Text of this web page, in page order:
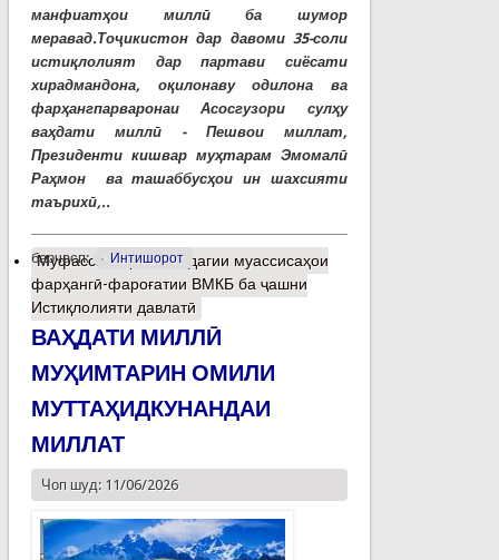
манфиатҳои миллӣ ба шумор
меравад.Тоҷикистон дар давоми 35-соли
истиқлолият дар партави сиёсати
хирадмандона, оқилонаву одилона ва
фарҳангпарваронаи Асосгузори сулҳу
ваҳдати миллӣ - Пешвои миллат,
Президенти кишвар муҳтарам Эмомалӣ
Раҳмон ва ташаббусҳои ин шахсияти
таърихӣ,..
барчасп: Интишорот
Муфассалтаро Омодагии муассисаҳои
фарҳангӣ-фароғатии ВМКБ ба ҷашни
Истиқлолияти давлатӣ
ВАҲДАТИ МИЛЛӢ
МУҲИМТАРИН ОМИЛИ
МУТТАҲИДКУНАНДАИ
МИЛЛАТ
Чоп шуд: 11/06/2026